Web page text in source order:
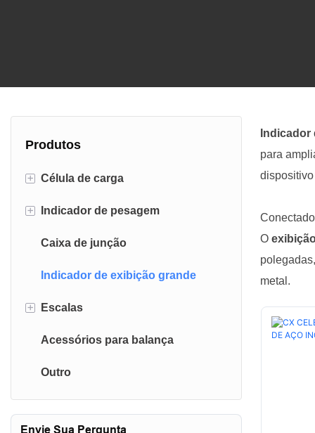
Produtos
+ Célula de carga
Célula de carga de feixe de
cisalhamento
Célula de carga do tipo S.
+ Indicador de pesagem
Indicador de escala de plataforma
Indicador de balança de caminhão
Indicador CNC
Caixa de junção
Indicador de exibição grande
+ Escalas
Escalas de tabela
Escalas de plataforma
Acessórios para balança
Outro
Envie Sua Pergunta
para
O
metal.